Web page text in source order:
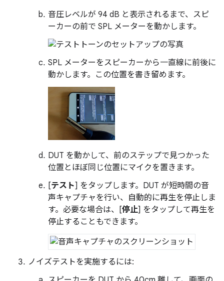
音圧レベルが 94 dB と表示されるまで、スピ
ーカーの前で SPL メーターを動かします。
SPL メーターをスピーカーから一直線に前後に
動かします。この位置を書き留めます。
DUT を動かして、前のステップで見つかった
位置とほぼ同じ位置にマイクを置きます。
[テスト] をタップします。DUT が短時間の音
声キャプチャを行い、自動的に再生を停止しま
す。必要な場合は、[停止] をタップして再生を
停止することもできます。
ノイズテストを実施するには: